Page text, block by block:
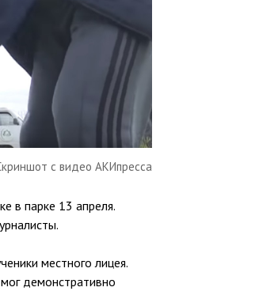
с видео АКИпресса
в парке 13 апреля.
местного лицея.
демонстративно